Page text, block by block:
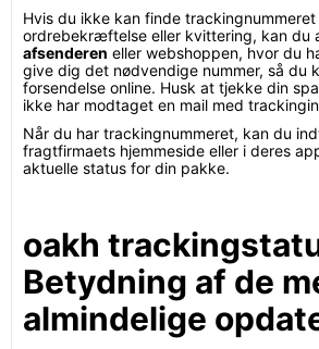
Hvis du ikke kan finde trackingnummeret
ordrebekræftelse eller kvittering, kan du
afsenderen eller webshoppen, hvor du
give dig det nødvendige nummer, så du
forsendelse online. Husk at tjekke din
ikke har modtaget en mail med
Når du har trackingnummeret, kan du
fragtfirmaets hjemmeside eller i deres
aktuelle status for din pakke.
oakh
Betydning af de
almindelige